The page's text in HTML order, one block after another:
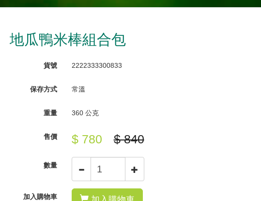
地瓜鴨米棒組合包
貨號 2222333300833
保存方式 常溫
重量 360 公克
售價 $ 780 $ 840
數量
加入購物車